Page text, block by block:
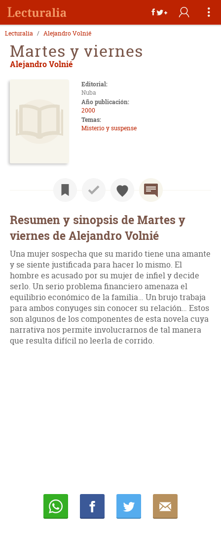
Lecturalia Alejandro Volnié
Martes y viernes
Alejandro Volnié
Editorial:
Nuba
Año publicación:
2000
Temas:
Misterio y suspense
Resumen y sinopsis de Martes y
viernes de Alejandro Volnié
Una mujer sospecha que su marido tiene una amante
y se siente justificada para hacer lo mismo. El
hombre es acusado por su mujer de infiel y decide
serlo. Un serio problema financiero amenaza el
equilibrio económico de la familia… Un brujo trabaja
para ambos conyuges sin conocer su relación… Estos
son algunos de los componentes de esta novela cuya
narrativa nos permite involucrarnos de tal manera
que resulta difícil no leerla de corrido.